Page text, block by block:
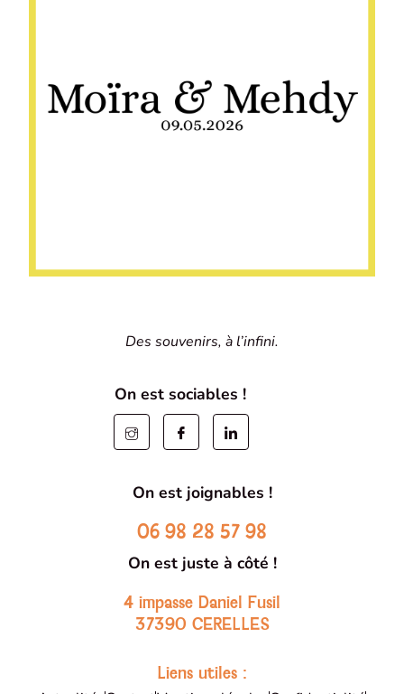
Des souvenirs, à l’infini.
On est sociables !
On est joignables !
06 98 28 57 98
On est juste à côté !
4 impasse Daniel Fusil
37390 CERELLES
Liens utiles :